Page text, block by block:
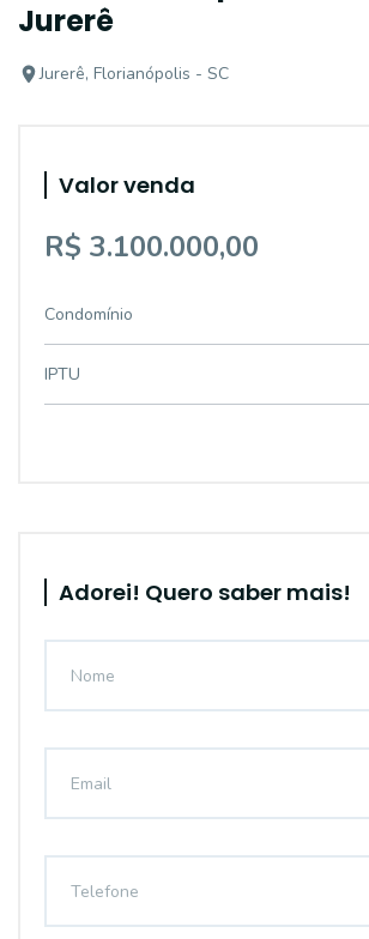
Jurerê
Jurerê, Florianópolis - SC
Valor venda
R$ 3.100.000,00
Condomínio
IPTU
Adorei! Quero saber mais!